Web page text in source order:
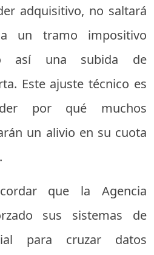
adquisitivo, no saltará
a un tramo impositivo
así una subida de
Este ajuste técnico es
por qué muchos
un alivio en su cuota
que la Agencia
sus sistemas de
para cruzar datos